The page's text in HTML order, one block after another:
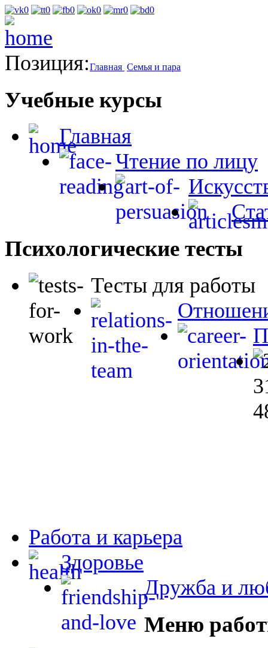
Позиция:Главная Семья и пара
Учебные курсы
Главная
Чтение по лицу
Психологические тесты
Тесты для работы
Работа и карьера
Здоровье
Дружба и
Меню